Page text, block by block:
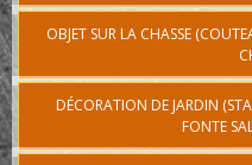
OBJET SUR LA CHASSE
DÉCORATION DE JARDIN
FONTE